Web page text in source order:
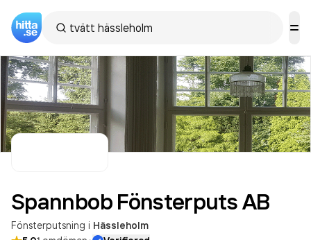
Spannbob FönsterputsAB
Fönsterputsning i Hässleholm